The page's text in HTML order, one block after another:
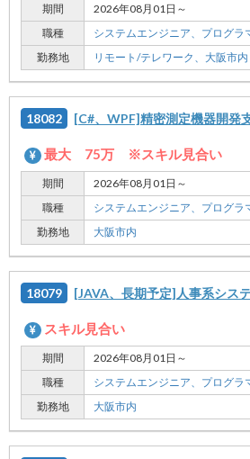
期間
2026年08月01日～
職種
システムエンジニア、 プログラ
勤務地
リモート/テレワーク、 大阪市内
18082 [C#、WPF]精密測定機器開発
最大 75万 ※スキル見合い
期間
2026年08月01日～
職種
システムエンジニア、 プログラ
勤務地
大阪市内
18079 [JAVA、長期予定]人事系シス
スキル見合い
期間
2026年08月01日～
職種
システムエンジニア、 プログラ
勤務地
大阪市内